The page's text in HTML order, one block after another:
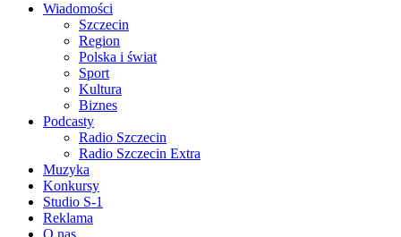
Wiadomości
Szczecin
Region
Polska i świat
Sport
Kultura
Biznes
Podcasty
Radio Szczecin
Radio Szczecin Extra
Muzyka
Konkursy
Studio S-1
Reklama